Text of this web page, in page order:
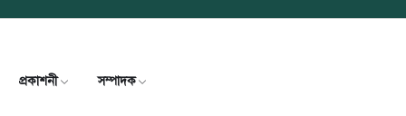
প্রকাশনী সম্পাদক